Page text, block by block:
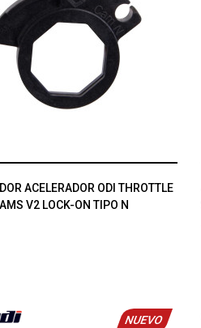
ACELERADOR ODI THROTTLE
V2 LOCK-ON TIPO N
NUEVO